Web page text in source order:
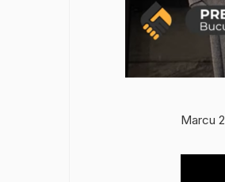
Marcu 2